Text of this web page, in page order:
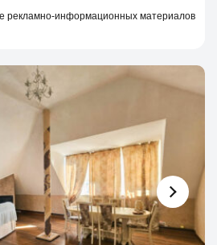
рекламно-информационных материалов